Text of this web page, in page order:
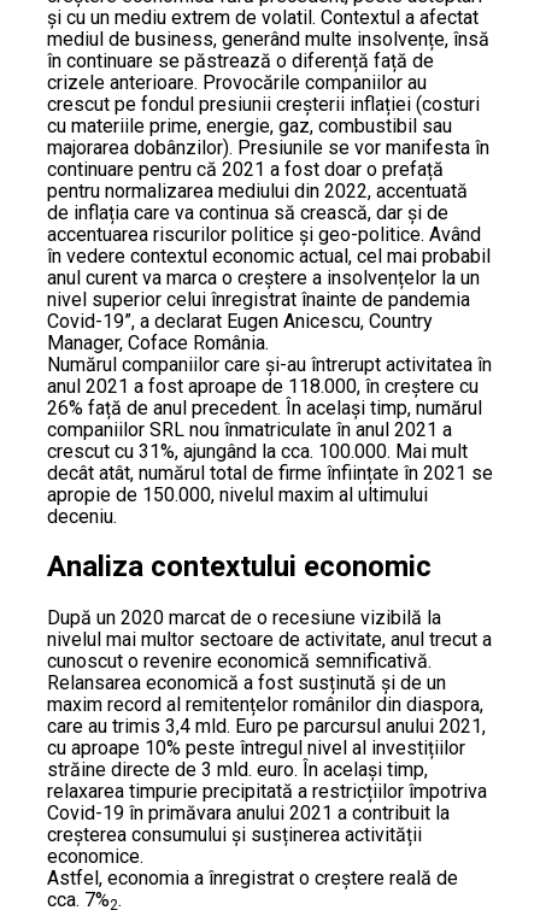
și cu un mediu extrem de volatil. Contextul a afectat
mediul de business, generând multe insolvențe, însă
în continuare se păstrează o diferență față de
crizele anterioare. Provocările companiilor au
crescut pe fondul presiunii creșterii inflației (costuri
cu materiile prime, energie, gaz, combustibil sau
majorarea dobânzilor). Presiunile se vor manifesta în
continuare pentru că 2021 a fost doar o prefață
pentru normalizarea mediului din 2022, accentuată
de inflația care va continua să crească, dar și de
accentuarea riscurilor politice și geo-politice. Având
în vedere contextul economic actual, cel mai probabil
anul curent va marca o creștere a insolvențelor la un
nivel superior celui înregistrat înainte de pandemia
Covid-19”, a declarat Eugen Anicescu, Country
Manager, Coface România.
Numărul companiilor care și-au întrerupt activitatea în
anul 2021 a fost aproape de 118.000, în creștere cu
26% față de anul precedent. În același timp, numărul
companiilor SRL nou înmatriculate în anul 2021 a
crescut cu 31%, ajungând la cca. 100.000. Mai mult
decât atât, numărul total de firme înființate în 2021 se
apropie de 150.000, nivelul maxim al ultimului
deceniu.
Analiza contextului economic
După un 2020 marcat de o recesiune vizibilă la
nivelul mai multor sectoare de activitate, anul trecut a
cunoscut o revenire economică semnificativă.
Relansarea economică a fost susținută și de un
maxim record al remitențelor românilor din diaspora,
care au trimis 3,4 mld. Euro pe parcursul anului 2021,
cu aproape 10% peste întregul nivel al investițiilor
străine directe de 3 mld. euro. În același timp,
relaxarea timpurie precipitată a restricțiilor împotriva
Covid-19 în primăvara anului 2021 a contribuit la
creșterea consumului și susținerea activității
economice.
Astfel, economia a înregistrat o creștere reală de
cca. 7%2.